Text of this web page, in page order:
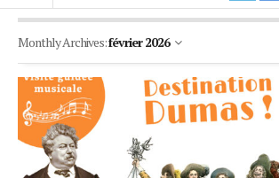
Monthly Archives:février 2026